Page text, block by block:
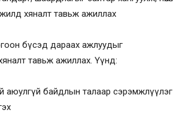
хяналт тавьж ажиллах
бүсэд дараах ажлуудыг
тавьж ажиллах. Үүнд:
аюулгүй байдлын талаар сэрэмжлүүлэг